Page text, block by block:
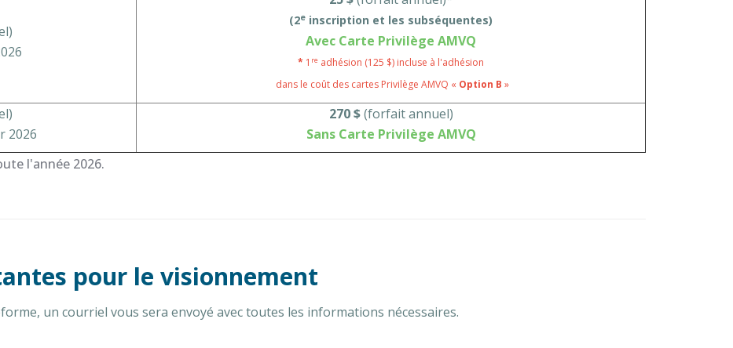
(2e inscription et les subséquentes)
Avec Carte Privilège AMVQ
* 1 re adhésion (125 $) incluse à l'adhésion
dans le coût des cartes Privilège AMVQ « Option B »
2026
270 $(forfait annuel)
Sans Carte Privilège AMVQ
l'année 2026.
pour le visionnement
un courriel vous sera envoyé avec toutes les informations nécessaires.